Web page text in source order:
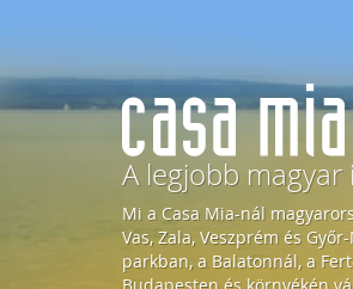
H
o
m
A legjobb
Mi a Casa Mia-nál
Vas, Zala, Veszprém és
parkban, a Balatonnál, a